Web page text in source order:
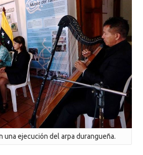
una ejecución del arpa durangueña.